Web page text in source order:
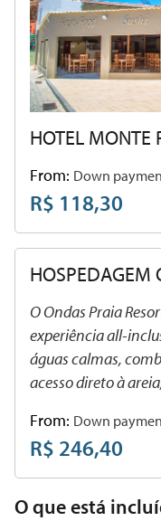
HOTEL MONTE
From: Down
R$ 118,30
HOSPEDAGEM
O Ondas Praia
experiência all-
águas calmas,
acesso direto à
From: Down
R$ 246,40
O que está